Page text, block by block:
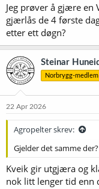
Jeg prøver å gjære en
gjærlås de 4 første
etter ett døgn?
Steinar
Norbrygg-medlem
22 Apr 2026
Agropelter skrev:
Gjelder det samme
Kveik gir utgjæra og
nok litt lenger tid enn